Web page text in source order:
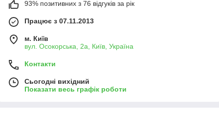
93% позитивних з 76 відгуків за рік
Працює з 07.11.2013
м. Київ
вул. Осокорська, 2а, Київ, Україна
Контакти
Сьогодні вихідний
Показати весь графік роботи